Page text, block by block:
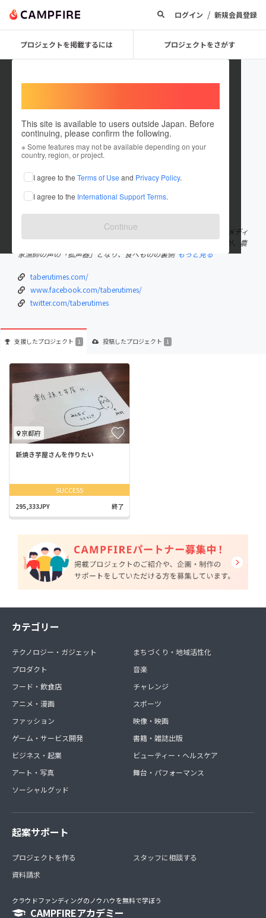
ログイン / 新規会員登録
プロジェクトを掲載するには プロジェクトをさがす
This site is available to users outside Japan. Before
continuing, please confirm the following.
※ Some features may not be available depending on your
country, region, or project.
I agree to the Terms of Use and Privacy Policy.
I agree to the International Support Terms.
Continue
taberutimes
これまでに1回支援して1件のプロジェクトを投稿しています
在住国：日本 現在地：東京都
出身国：日本 出身地：岩手県
史上初！ 農家漁師が書く生産現場のリアル・ホンネを伝えるWEBメディ
ア「日本食べるタイムス」です。 有志の学生を中心とした編集部が、農
家漁師の声の「拡声器」となり、食べものの裏側 もっと見る
taberutimes.com/
www.facebook.com/taberutimes/
twitter.com/taberutimes
支援したプロジェクト 1 投稿したプロジェクト 1
京都府
新焼き芋屋さんを作りたい
SUCCESS
295,333JPY 終了
カテゴリー
テクノロジー・ガジェット
プロダクト
フード・飲食店
アニメ・漫画
ファッション
ゲーム・サービス開発
ビジネス・起業
アート・写真
ソーシャルグッド
まちづくり・地域活性化
音楽
チャレンジ
スポーツ
映像・映画
書籍・雑誌出版
ビューティー・ヘルスケア
舞台・パフォーマンス
起案サポート
プロジェクトを作る
資料請求
スタッフに相談する
クラウドファンディングのノウハウを無料で学ぼう
CAMPFIREアカデミー